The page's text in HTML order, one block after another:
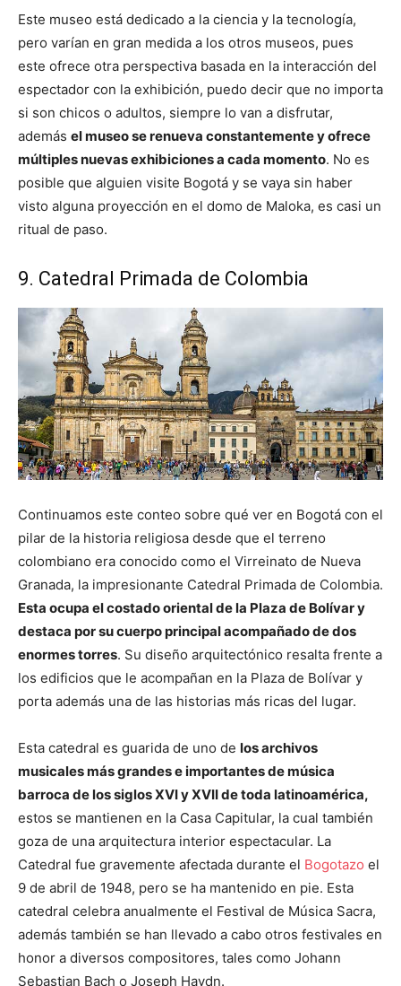
Este museo está dedicado a la ciencia y la tecnología,
pero varían en gran medida a los otros museos, pues
este ofrece otra perspectiva basada en la interacción del
espectador con la exhibición, puedo decir que no importa
si son chicos o adultos, siempre lo van a disfrutar,
además el museo se renueva constantemente y ofrece
múltiples nuevas exhibiciones a cada momento. No es
posible que alguien visite Bogotá y se vaya sin haber
visto alguna proyección en el domo de Maloka, es casi un
ritual de paso.
9. Catedral Primada de Colombia
Continuamos este conteo sobre qué ver en Bogotá con el
pilar de la historia religiosa desde que el terreno
colombiano era conocido como el Virreinato de Nueva
Granada, la impresionante Catedral Primada de Colombia.
Esta ocupa el costado oriental de la Plaza de Bolívar y
destaca por su cuerpo principal acompañado de dos
enormes torres. Su diseño arquitectónico resalta frente a
los edificios que le acompañan en la Plaza de Bolívar y
porta además una de las historias más ricas del lugar.
Esta catedral es guarida de uno de los archivos
musicales más grandes e importantes de música
barroca de los siglos XVI y XVII de toda latinoamérica,
estos se mantienen en la Casa Capitular, la cual también
goza de una arquitectura interior espectacular. La
Catedral fue gravemente afectada durante el Bogotazo el
9 de abril de 1948, pero se ha mantenido en pie. Esta
catedral celebra anualmente el Festival de Música Sacra,
además también se han llevado a cabo otros festivales en
honor a diversos compositores, tales como Johann
Sebastian Bach o Joseph Haydn.